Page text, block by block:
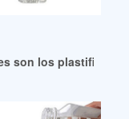
rucika México
son los